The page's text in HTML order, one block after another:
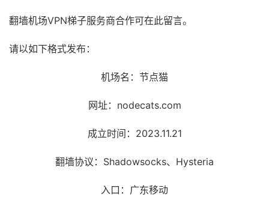
翻墙机场VPN梯子服务商合作可在此留言。
请以如下格式发布：
机场名：节点猫
网址：nodecats.com
成立时间：2023.11.21
翻墙协议：Shadowsocks、Hysteria
入口：广东移动